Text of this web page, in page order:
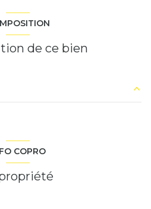
de ce bien
COPRO